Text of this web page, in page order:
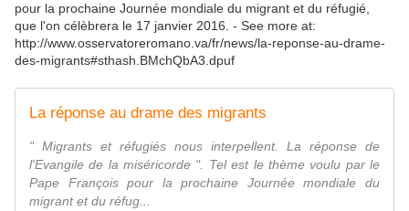
pour la prochaine Journée mondiale du migrant et du réfugié,
que l'on célèbrera le 17 janvier 2016. - See more at:
http://www.osservatoreromano.va/fr/news/la-reponse-au-drame-
des-migrants#sthash.BMchQbA3.dpuf
La réponse au drame des migrants
" Migrants et réfugiés nous interpellent. La réponse de
l'Evangile de la miséricorde ". Tel est le thème voulu par le
Pape François pour la prochaine Journée mondiale du
migrant et du réfug...